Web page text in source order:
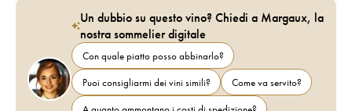
Un dubbio su questo vino? Chiedi a Margaux, la
nostra sommelier digitale
Con quale piatto posso abbinarlo?
Puoi consigliarmi dei vini simili?
Come va servito?